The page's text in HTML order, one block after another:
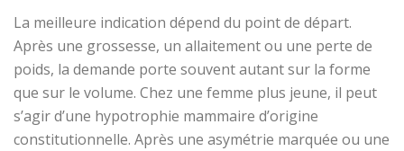
La meilleure indication dépend du point de départ.
Après une grossesse, un allaitement ou une perte de
poids, la demande porte souvent autant sur la forme
que sur le volume. Chez une femme plus jeune, il peut
s’agir d’une hypotrophie mammaire d’origine
constitutionnelle. Après une asymétrie marquée ou une